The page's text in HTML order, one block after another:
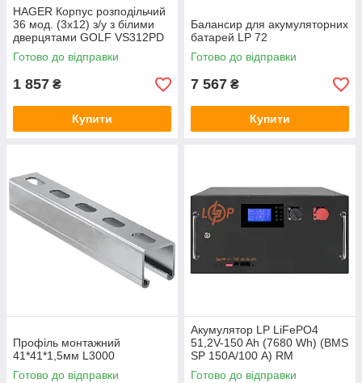
HAGER Корпус розподільчий
36 мод. (3х12) з/у з білими
дверцятами GOLF VS312PD
Готово до відправки
1 857 ₴
Купити
Балансир для акумуляторних
батарей LP 72
Готово до відправки
7 567 ₴
Купити
Профіль монтажний
41*41*1,5мм L3000
Готово до відправки
Акумулятор LP LiFePO4
51,2V-150 Ah (7680 Wh) (BMS
SP 150A/100 А) RM
RS485/CAN LCD BL
Готово до відправки